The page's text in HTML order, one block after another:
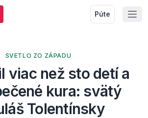
Púte
SVETLO ZO ZÁPADU
viac než sto detí a
kura: svätý
Tolentínsky